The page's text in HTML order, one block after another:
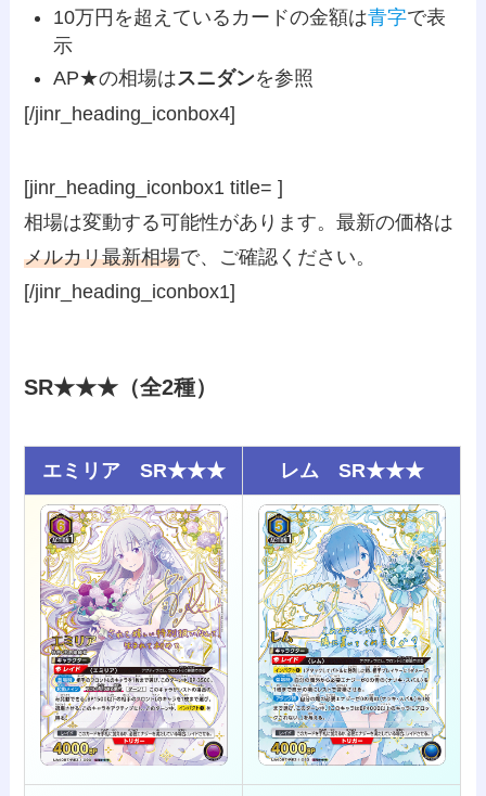
10万円を超えているカードの金額は青字で表
示
AP★の相場はスニダンを参照
[/jinr_heading_iconbox4]
[jinr_heading_iconbox1 title= ]
相場は変動する可能性があります。最新の価格は
メルカリ最新相場で、ご確認ください。
[/jinr_heading_iconbox1]
SR★★★（全2種）
エミリア SR★★★ レム SR★★★